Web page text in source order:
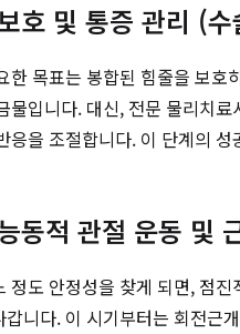
호 및 통증 관리 (
한 목표는 봉합된 힘줄을 보
물입니다. 대신, 전문 물리치
응을 조절합니다. 이 단계의
동적 관절 운동 및
정도 안정성을 찾게 되면, 점
니다. 이 시기부터는 회전근